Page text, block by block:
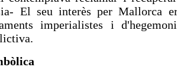
El seu interès per Mallorca
imperialistes i